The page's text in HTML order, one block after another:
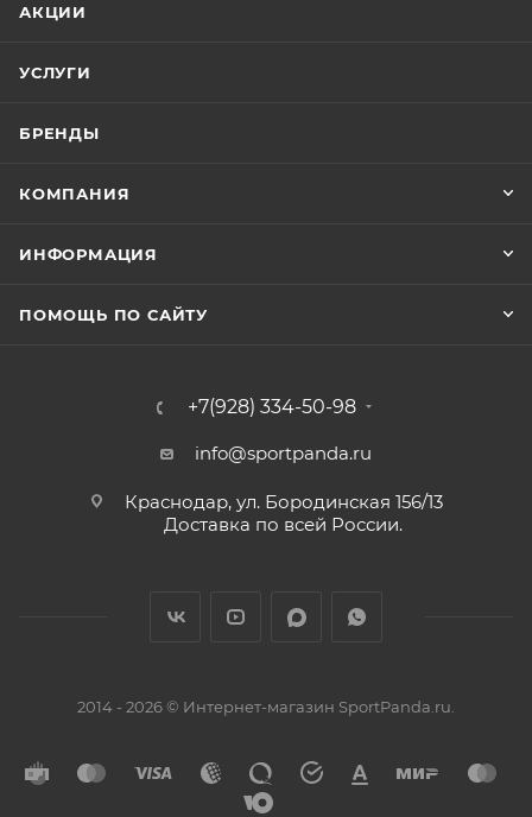
АКЦИИ
УСЛУГИ
БРЕНДЫ
КОМПАНИЯ
ИНФОРМАЦИЯ
ПОМОЩЬ ПО САЙТУ
+7(928) 334-50-98
info@sportpanda.ru
Краснодар, ул. Бородинская 156/13
Доставка по всей России.
2014 - 2026 © Интернет-магазин SportPanda.ru.